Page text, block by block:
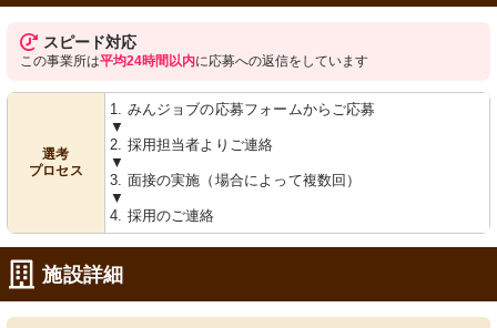
スピード対応
この事業所は平均24時間以内に応募への返信をしています
選考
プロセス
1. みんジョブの応募フォームからご応募
▼
2. 採用担当者よりご連絡
▼
3. 面接の実施（場合によって複数回）
▼
4. 採用のご連絡
施設詳細